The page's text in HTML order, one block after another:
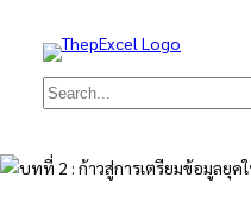
Search